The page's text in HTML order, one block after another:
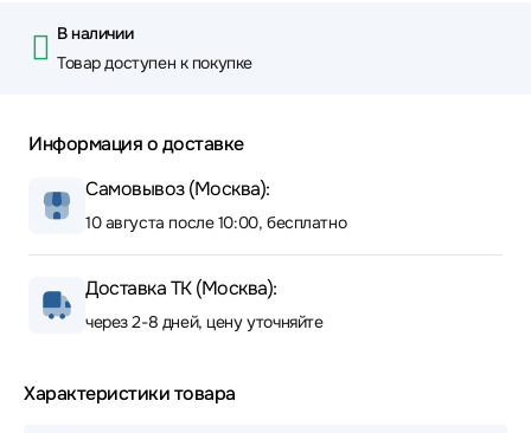
В наличии
Товар доступен к покупке
Информация о доставке
Самовывоз (Москва):
10 августа после 10:00, бесплатно
Доставка ТК (Москва):
через 2-8 дней, цену уточняйте
Характеристики товара